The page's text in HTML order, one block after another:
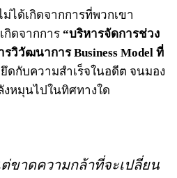
ม่ได้เกิดจากการที่พวกเขา
กิดจากการ “บริหารจัดการช่วง
รวิวัฒนาการ Business Model ที่
ดกับความสำเร็จในอดีต จนมอง
หมุนไปในทิศทางใด
ขาดความกล้าที่จะเปลี่ยน